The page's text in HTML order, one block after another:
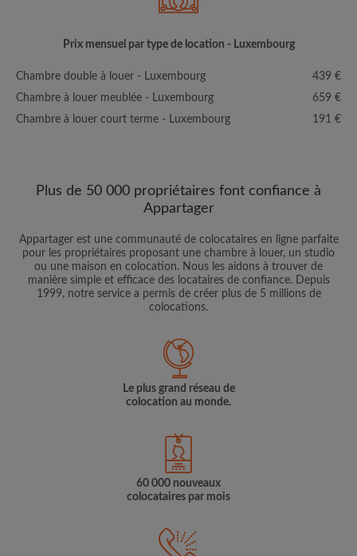
Prix mensuel par type de location - Luxembourg
Chambre double à louer - Luxembourg
439 €
Chambre à louer meublée - Luxembourg
659 €
Chambre à louer court terme - Luxembourg
191 €
Plus de 50 000 propriétaires font confiance à
Appartager
Appartager est une communauté de colocataires en ligne parfaite
pour les propriétaires proposant une chambre à louer, un studio
ou une maison en colocation. Nous les aidons à trouver de
manière simple et efficace des locataires de confiance. Depuis
1999, notre service a permis de créer plus de 5 millions de
colocations.
Le plus grand réseau de
colocation au monde.
60 000 nouveaux
colocataires par mois